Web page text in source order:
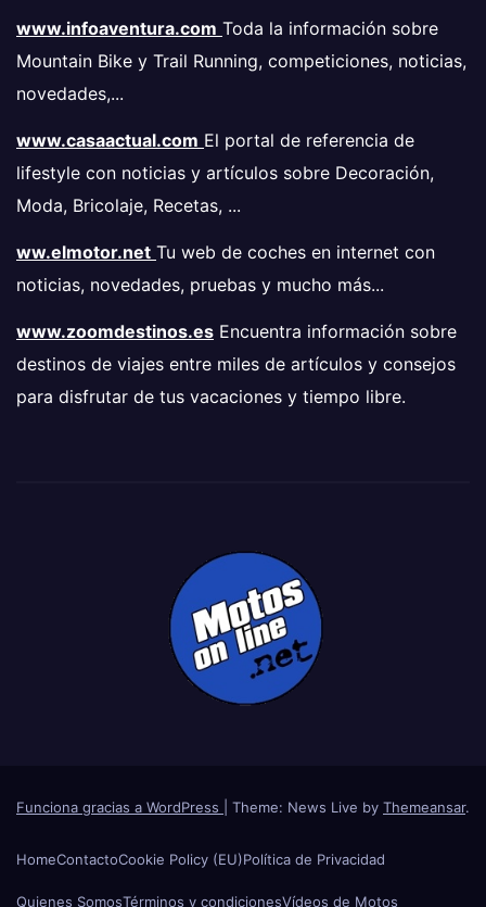
www.infoaventura.com Toda la información sobre
Mountain Bike y Trail Running, competiciones, noticias,
novedades,...
www.casaactual.com El portal de referencia de
lifestyle con noticias y artículos sobre Decoración,
Moda, Bricolaje, Recetas, ...
ww.elmotor.net Tu web de coches en internet con
noticias, novedades, pruebas y mucho más...
www.zoomdestinos.es Encuentra información sobre
destinos de viajes entre miles de artículos y consejos
para disfrutar de tus vacaciones y tiempo libre.
Funciona gracias a WordPress Theme: News Live by Themeansar.
HomeContactoCookie Policy (EU)Política de Privacidad
Quienes SomosTérminos y condicionesVídeos de Motos